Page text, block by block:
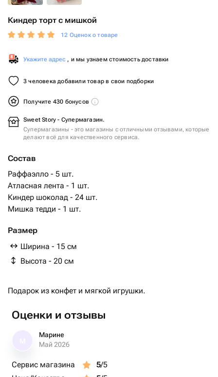
Киндер торт с мишкой
12 Оценок о товаре
Укажите адрес , и мы узнаем стоимость доставки
3 человека добавили товар в свои подборки
Получите 430 бонусов
Sweet Story - Супермагазин.
Супермагазины - это магазины с отличными отзывами, которые
делают всё для качественного сервиса.
Состав
Раффаэлло - 5 шт.
Атласная лента - 1 шт.
Киндер шоколад - 24 шт.
Мишка тедди - 1 шт.
Размер
Ширина - 15 см
Высота - 20 см
Подарок из конфет и мягкой игрушки.
Оценки и отзывы
Марине
Май 2026
Сервис магазина 5/5